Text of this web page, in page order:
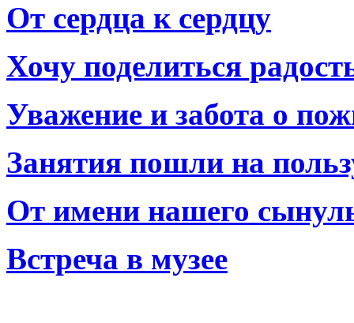
От сердца к сердцу
Хочу поделиться
Уважение и забота о
Занятия пошли на
От имени нашего
Встреча в музее